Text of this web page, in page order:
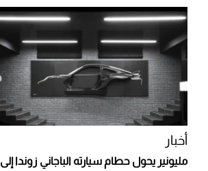
أخبار
مليونير يحول حطام سيارته الباجاني زوندا إلى